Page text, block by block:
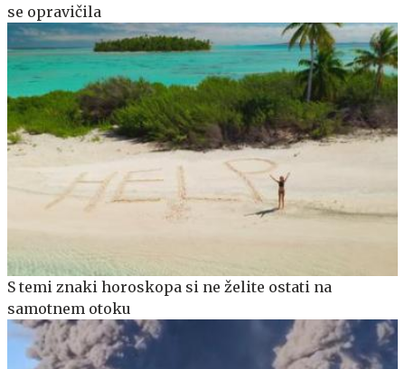
se opravičila
S temi znaki horoskopa si ne želite ostati na
samotnem otoku